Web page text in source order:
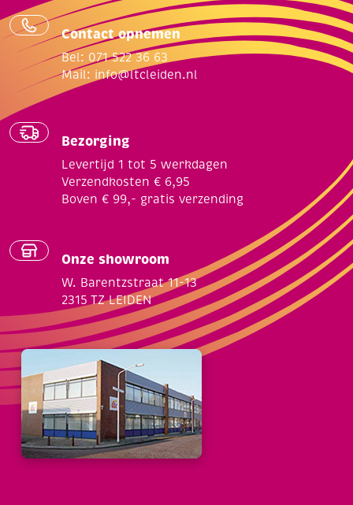
Contact opnemen
Bel: 071 522 36 63
Mail: info@ltcleiden.nl
Bezorging
Levertijd 1 tot 5 werkdagen
Verzendkosten € 6,95
Boven € 99,- gratis verzending
Onze showroom
W. Barentzstraat 11-13
2315 TZ LEIDEN